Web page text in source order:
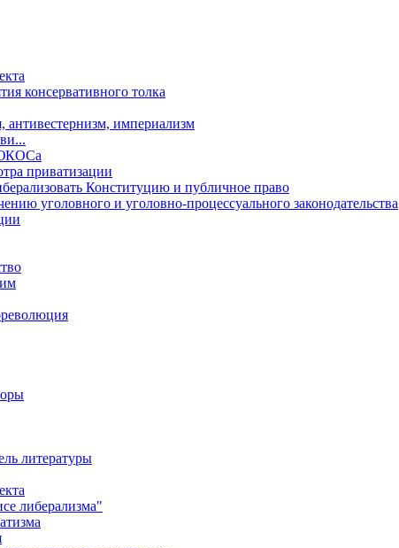
консервативного толка
антивестернизм, империализм
приватизации
Конституцию и публичное право
уголовного и уголовно-процессуального законодательства
литературы
либерализма"